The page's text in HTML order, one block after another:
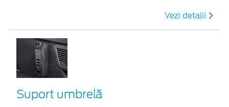
Vezi detalii
Suport umbrelă